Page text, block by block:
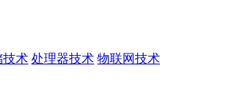
技术 处理器技术 物联网技术